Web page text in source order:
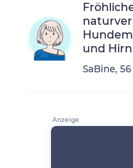
und Hirn
SaBine,